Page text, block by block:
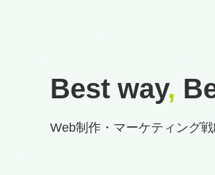
Best way,
Web制作・マーケティング